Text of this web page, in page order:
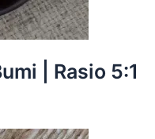
| Rasio 5:1